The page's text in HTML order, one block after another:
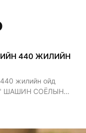
440 ЖИЛИЙН
жилийн ойд
ШАШИН СОЁЛЫН